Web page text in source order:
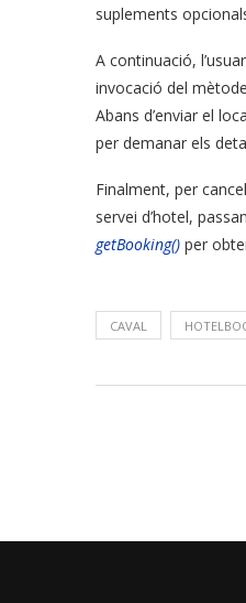
suplements
A continuació,
invocació del mètode
Abans d’enviar el
per demanar els
Finalment, per
servei d’hotel,
getBooking() per
CAVAL